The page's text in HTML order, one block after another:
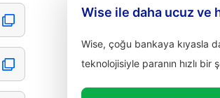
Wise ile daha ucuz ve
Wise, çoğu bankaya kıyasla
teknolojisiyle paranın hızlı bir